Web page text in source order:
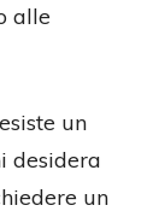
alle
un
desidera
un